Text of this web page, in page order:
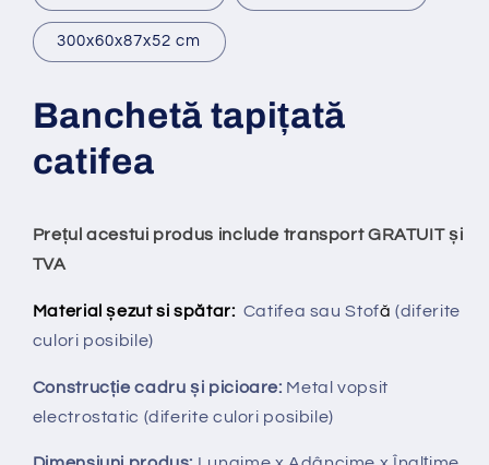
300x60x87x52 cm
Banchetă tapițată
catifea
Prețul acestui produs include transport GRATUIT și
TVA
Material șezut si spătar: Catifea sau Stofă (diferite
culori posibile)
Construcție cadru și picioare: Metal vopsit
electrostatic (diferite culori posibile)